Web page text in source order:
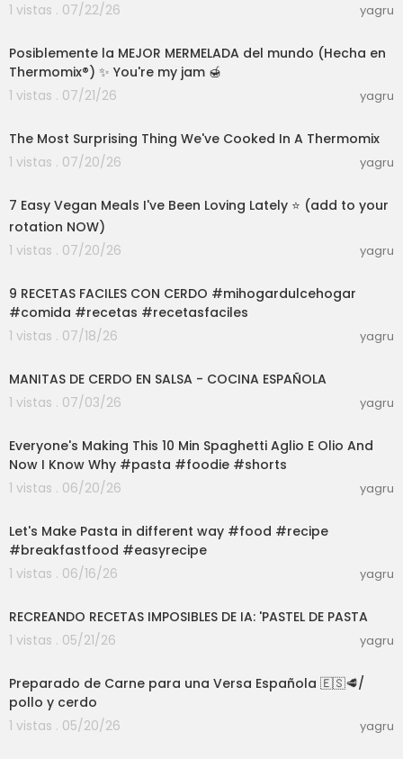
1 vistas . 07/22/26
yagru
Posiblemente la MEJOR MERMELADA del mundo (Hecha en
Thermomix®) ✨ You're my jam 🍯
1 vistas . 07/21/26
yagru
The Most Surprising Thing We've Cooked In A Thermomix
1 vistas . 07/20/26
yagru
7 Easy Vegan Meals I've Been Loving Lately ⭐ (add to your
rotation NOW)
1 vistas . 07/20/26
yagru
9 RECETAS FACILES CON CERDO #mihogardulcehogar
#comida #recetas #recetasfaciles
1 vistas . 07/18/26
yagru
MANITAS DE CERDO EN SALSA - COCINA ESPAÑOLA
1 vistas . 07/03/26
yagru
Everyone's Making This 10 Min Spaghetti Aglio E Olio And
Now I Know Why #pasta #foodie #shorts
1 vistas . 06/20/26
yagru
Let's Make Pasta in different way #food #recipe
#breakfastfood #easyrecipe
1 vistas . 06/16/26
yagru
RECREANDO RECETAS IMPOSIBLES DE IA: 'PASTEL DE PASTA
1 vistas . 05/21/26
yagru
Preparado de Carne para una Versa Española 🇪🇸🥩/
pollo y cerdo
1 vistas . 05/20/26
yagru